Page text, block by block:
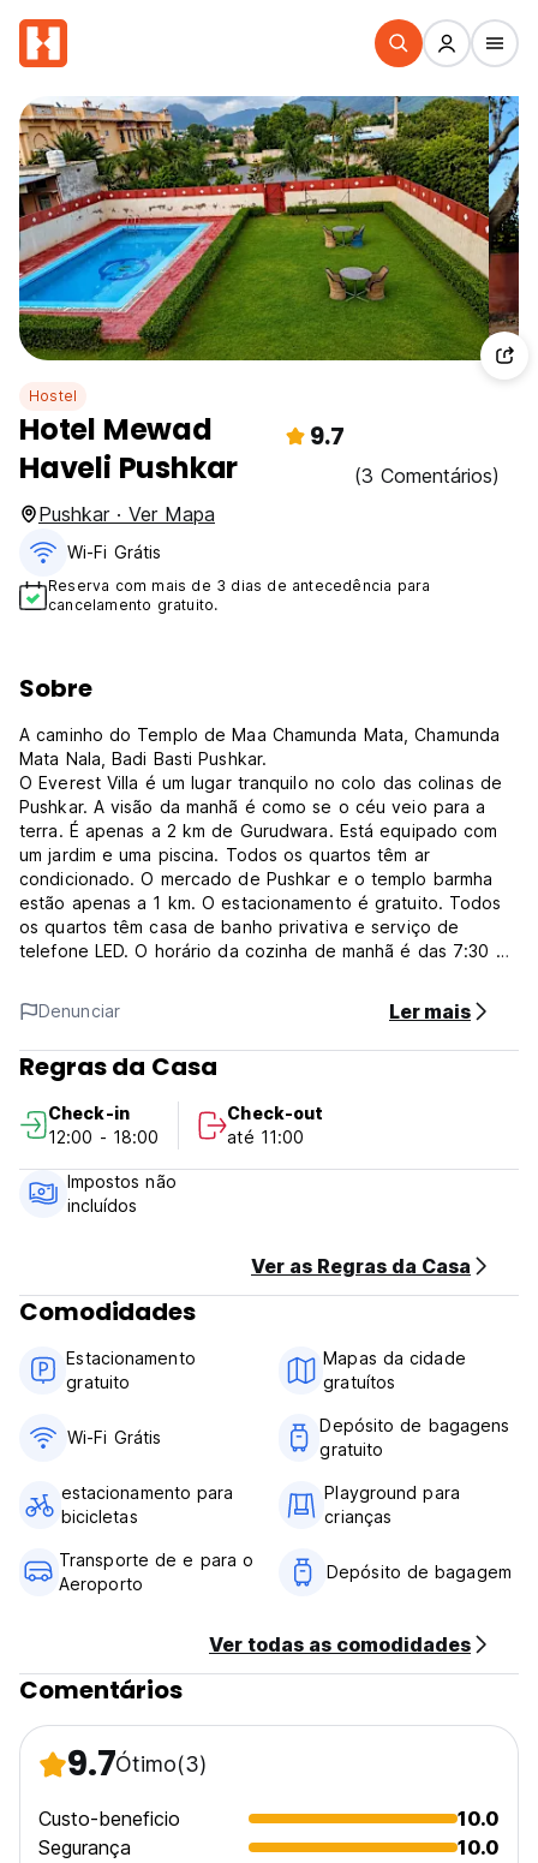
Hostel
Hotel Mewad
Haveli Pushkar
9.7
(3 Comentários)
Pushkar · Ver Mapa
Wi-Fi Grátis
Reserva com mais de 3 dias de antecedência para
cancelamento gratuito.
Sobre
A caminho do Templo de Maa Chamunda Mata, Chamunda
Mata Nala, Badi Basti Pushkar.
O Everest Villa é um lugar tranquilo no colo das colinas de
Pushkar. A visão da manhã é como se o céu veio para a
terra. É apenas a 2 km de Gurudwara. Está equipado com
um jardim e uma piscina. Todos os quartos têm ar
condicionado. O mercado de Pushkar e o templo barmha
estão apenas a 1 km. O estacionamento é gratuito. Todos
os quartos têm casa de banho privativa e serviço de
telefone LED. O horário da cozinha de manhã é das 7:30 à
Existe uma piscina limpa. Há um belo jardim construído
dentro do hotel para um passeio. Há um jardim em frente
de todos os quartos. O mármore foi instalado no interior
dos quartos. A casa de banho é anexa. Todos os quartos
bagagem. Todos os quartos estão cheios de coisas
básicas.
- Via Autocarro:
Sair do autocarro na paragem de Marwad ou na paragem
de New Bus e apanhar um Tuk-Tuk (a forma mais fácil e
13 km
Se estiver a conduzir, procure The Everest Villa, Pushkar no
Google maps. Irá encontrar-nos diretamente. (Auto-
Denunciar Ler mais
Regras da Casa
Check-in
12:00 - 18:00
Check-out
até 11:00
Impostos não
incluídos
Ver as Regras da Casa
Comodidades
Estacionamento
gratuito
Mapas da cidade
gratuítos
Wi-Fi Grátis
Depósito de bagagens
gratuito
estacionamento para
bicicletas
Playground para
crianças
Transporte de e para o
Aeroporto
Depósito de bagagem
Ver todas as comodidades
Comentários
9.7Ótimo(3)
Custo-beneficio
10.0
Segurança
10.0